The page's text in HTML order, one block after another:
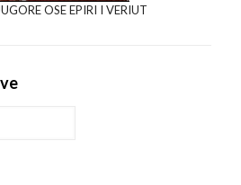
OSE EPIRI I VERIUT